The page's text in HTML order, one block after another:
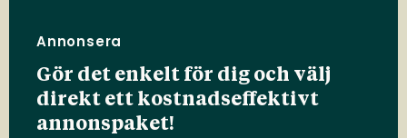
Annonsera
Gör det enkelt för dig och välj
direkt ett kostnadseffektivt
annonspaket!